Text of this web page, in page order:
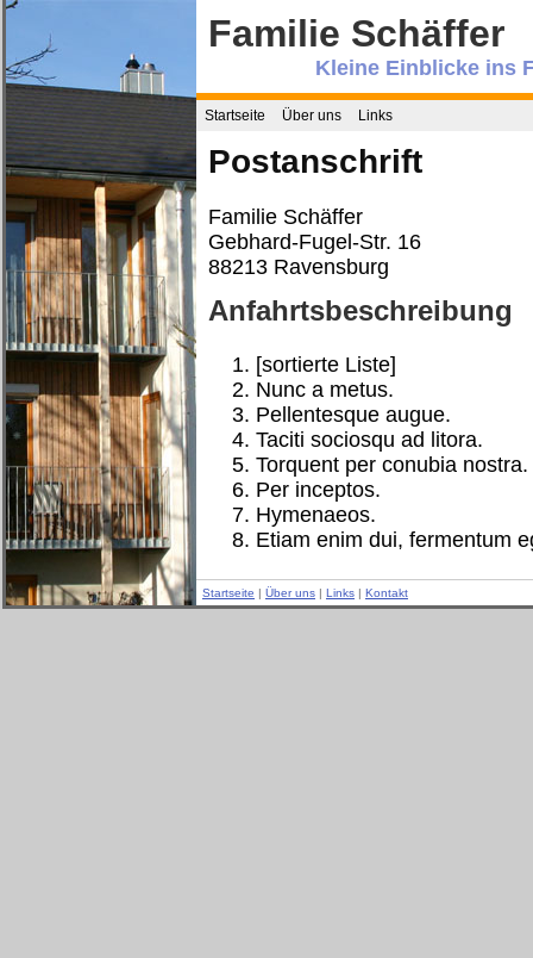
Familie Schäffer
Kleine Einblicke ins
Startseite Über uns Links
Postanschrift
Familie Schäffer
Gebhard-Fugel-Str. 16
88213 Ravensburg
Anfahrtsbeschreibung
[sortierte Liste]
Nunc a metus.
Pellentesque augue.
Taciti sociosqu ad litora.
Torquent per conubia nostra.
Per inceptos.
Hymenaeos.
Etiam enim dui, fermentum
Startseite | Über uns | Links | Kontakt